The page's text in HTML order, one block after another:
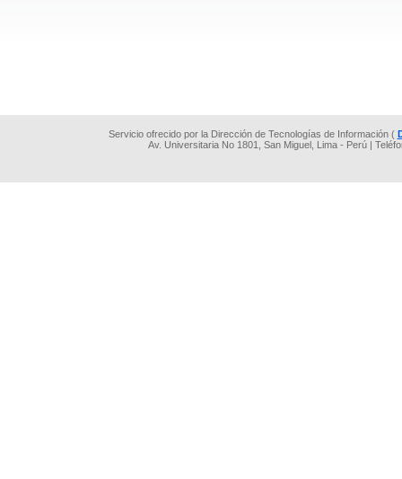
Servicio ofrecido por la Dirección de Tecnologías de Información (
Av. Universitaria No 1801, San Miguel, Lima - Perú |